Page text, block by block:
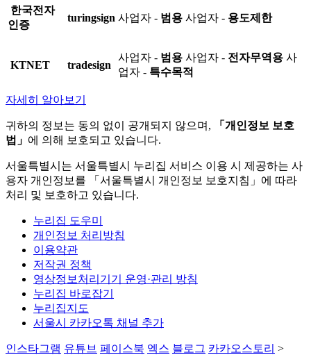
한국전자
인증
turingsign 사업자 - 범용 사업자 - 용도제한
KTNET tradesign
사업자 - 범용 사업자 - 전자무역용 사
업자 - 특수목적
자세히 알아보기
귀하의 정보는 동의 없이 공개되지 않으며,
「개인정보 보호
법」 에 의해 보호되고 있습니다.
서울특별시는 서울특별시 누리집 서비스 이용 시 제공하는 사
용자 개인정보를 「서울특별시 개인정보 보호지침」에 따라
처리 및 보호하고 있습니다.
누리집 도우미
개인정보 처리방침
이용약관
저작권 정책
영상정보처리기기 운영·관리 방침
누리집 바로잡기
누리집지도
서울시 카카오톡 채널 추가
인스타그램 유튜브 페이스북 엑스 블로그 카카오스토리 >